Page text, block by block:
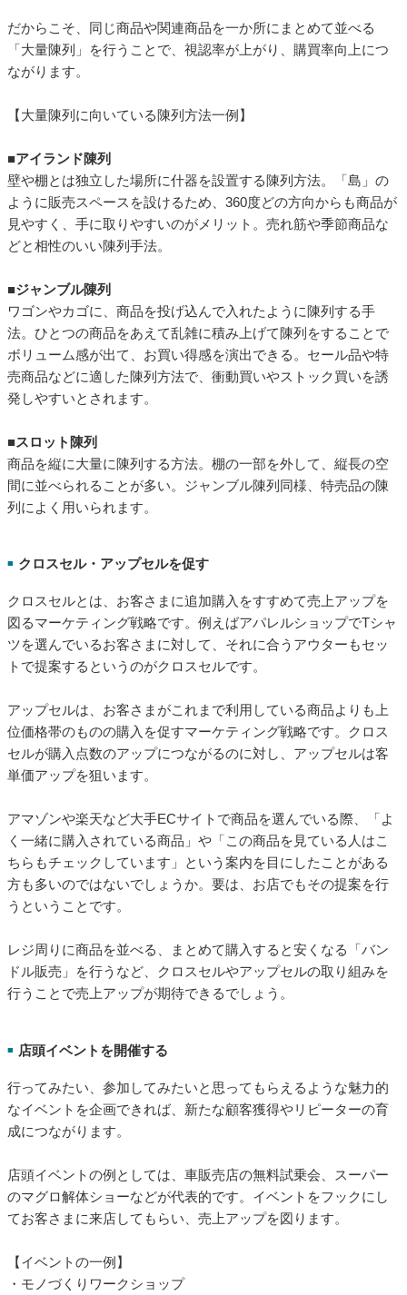
だからこそ、同じ商品や関連商品を一か所にまとめて並べる
「大量陳列」を行うことで、視認率が上がり、購買率向上につ
ながります。
【大量陳列に向いている陳列方法一例】
■アイランド陳列
壁や棚とは独立した場所に什器を設置する陳列方法。「島」の
ように販売スペースを設けるため、360度どの方向からも商品が
見やすく、手に取りやすいのがメリット。売れ筋や季節商品な
どと相性のいい陳列手法。
■ジャンブル陳列
ワゴンやカゴに、商品を投げ込んで入れたように陳列する手
法。ひとつの商品をあえて乱雑に積み上げて陳列をすることで
ボリューム感が出て、お買い得感を演出できる。セール品や特
売商品などに適した陳列方法で、衝動買いやストック買いを誘
発しやすいとされます。
■スロット陳列
商品を縦に大量に陳列する方法。棚の一部を外して、縦長の空
間に並べられることが多い。ジャンブル陳列同様、特売品の陳
列によく用いられます。
■ クロスセル・アップセルを促す
クロスセルとは、お客さまに追加購入をすすめて売上アップを
図るマーケティング戦略です。例えばアパレルショップでTシャ
ツを選んでいるお客さまに対して、それに合うアウターもセッ
トで提案するというのがクロスセルです。
アップセルは、お客さまがこれまで利用している商品よりも上
位価格帯のものの購入を促すマーケティング戦略です。クロス
セルが購入点数のアップにつながるのに対し、アップセルは客
単価アップを狙います。
アマゾンや楽天など大手ECサイトで商品を選んでいる際、「よ
く一緒に購入されている商品」や「この商品を見ている人はこ
ちらもチェックしています」という案内を目にしたことがある
方も多いのではないでしょうか。要は、お店でもその提案を行
うということです。
レジ周りに商品を並べる、まとめて購入すると安くなる「バン
ドル販売」を行うなど、クロスセルやアップセルの取り組みを
行うことで売上アップが期待できるでしょう。
■ 店頭イベントを開催する
行ってみたい、参加してみたいと思ってもらえるような魅力的
なイベントを企画できれば、新たな顧客獲得やリピーターの育
成につながります。
店頭イベントの例としては、車販売店の無料試乗会、スーパー
のマグロ解体ショーなどが代表的です。イベントをフックにし
てお客さまに来店してもらい、売上アップを図ります。
【イベントの一例】
・モノづくりワークショップ